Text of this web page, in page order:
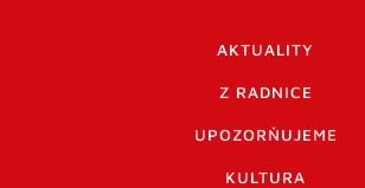
AKTUALITY
Z RADNICE
UPOZORŇUJEME
KULTURA